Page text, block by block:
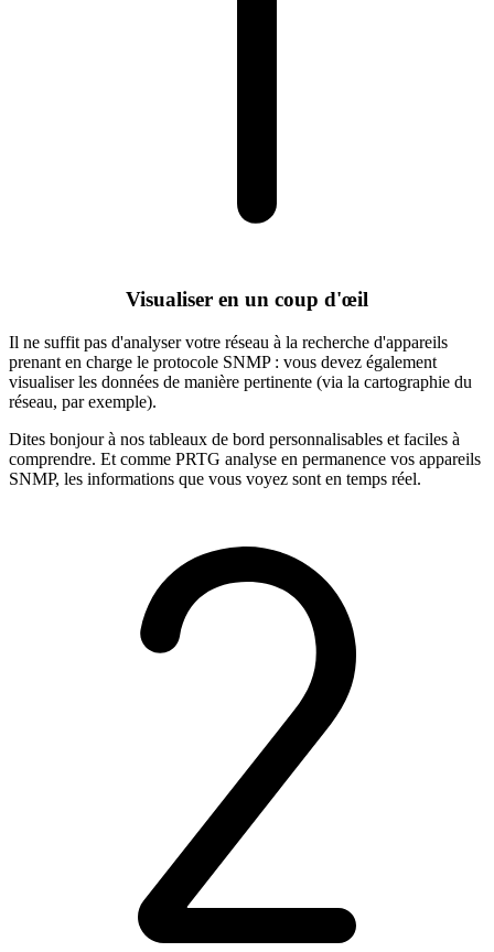
Visualiser en un coup d'œil
Il ne suffit pas d'analyser votre réseau à la recherche d'appareils
prenant en charge le protocole SNMP : vous devez également
visualiser les données de manière pertinente (via la cartographie du
réseau, par exemple).
Dites bonjour à nos tableaux de bord personnalisables et faciles à
comprendre. Et comme PRTG analyse en permanence vos appareils
SNMP, les informations que vous voyez sont en temps réel.